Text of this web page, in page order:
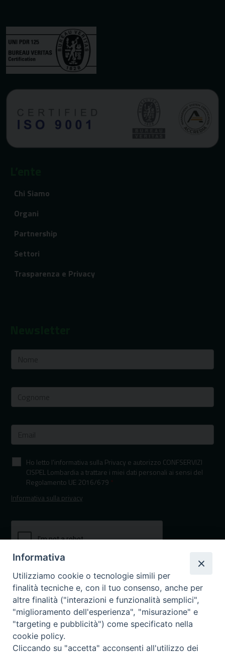
Chi Siamo
Organi
Partnership
Settori
Trasparenza e Privacy
Ho letto l'informativa sulla Privacy e autorizzo CONFSERVIZI
CISPEL Lombardia a trattare i miei dati personali ai sensi del
Regolamento UE 2016/679 *
Informativa sulla privacy
I nostri canali social
Informativa
Utilizziamo cookie o tecnologie simili per
finalità tecniche e, con il tuo consenso, anche per
altre finalità ("interazioni e funzionalità semplici",
"miglioramento dell'esperienza", "misurazione" e
"targeting e pubblicità") come specificato nella
cookie policy.
Cliccando su "accetta" acconsenti all'utilizzo dei